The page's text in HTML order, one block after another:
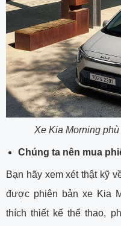
Xe Kia Morning
Chúng ta nên mua
Bạn hãy xem xét thật kỹ
được phiên bản xe Kia
thích thiết kế thể thao,